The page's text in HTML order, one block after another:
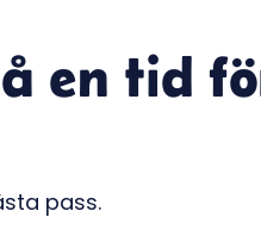
en tid
pass.